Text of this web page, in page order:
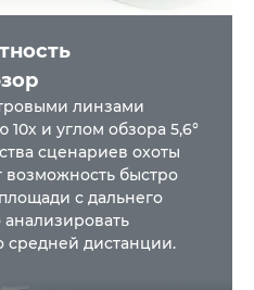
линзами
10х и углом обзора 5,6°
сценариев охоты
быстро
с дальнего
анализировать
дистанции.